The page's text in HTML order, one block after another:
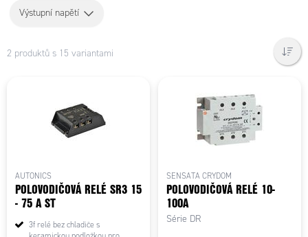
Výstupní napětí
2 produktů s 15 variantami
AUTONICS
POLOVODIČOVÁ RELÉ SR3 15
- 75 A ST
3f relé bez chladiče s
SENSATA CRYDOM
POLOVODIČOVÁ RELÉ 10-
100A
Série DR